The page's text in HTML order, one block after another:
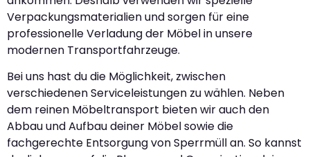
Verpackungsmaterialien und sorgen für eine
professionelle Verladung der Möbel in unsere
modernen Transportfahrzeuge.
Bei uns hast du die Möglichkeit, zwischen
verschiedenen Serviceleistungen zu wählen. Neben
dem reinen Möbeltransport bieten wir auch den
Abbau und Aufbau deiner Möbel sowie die
fachgerechte Entsorgung von Sperrmüll an. So kannst